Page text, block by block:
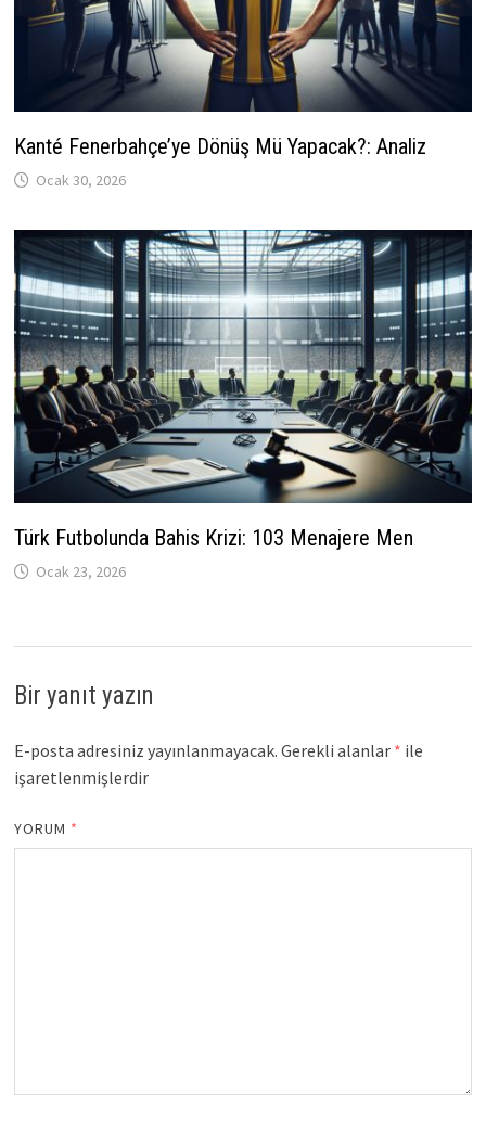
Kanté Fenerbahçe’ye Dönüş Mü Yapacak?: Analiz
Ocak 30, 2026
Türk Futbolunda Bahis Krizi: 103 Menajere Men
Ocak 23, 2026
Bir yanıt yazın
E-posta adresiniz yayınlanmayacak. Gerekli alanlar * ile
işaretlenmişlerdir
YORUM *